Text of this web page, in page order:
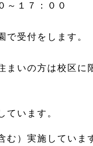
～１７：００
受付をします。
いの方は校区に
います。
）実施していま